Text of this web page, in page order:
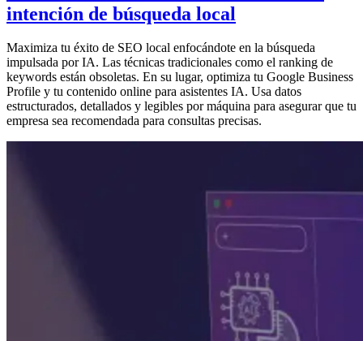
intención de búsqueda local
Maximiza tu éxito de SEO local enfocándote en la búsqueda
impulsada por IA. Las técnicas tradicionales como el ranking de
keywords están obsoletas. En su lugar, optimiza tu Google Business
Profile y tu contenido online para asistentes IA. Usa datos
estructurados, detallados y legibles por máquina para asegurar que tu
empresa sea recomendada para consultas precisas.